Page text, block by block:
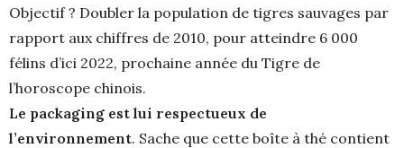
Objectif ? Doubler la population de tigres sauvages par
rapport aux chiffres de 2010, pour atteindre 6 000
félins d’ici 2022, prochaine année du Tigre de
l’horoscope chinois.
Le packaging est lui respectueux de
l’environnement. Sache que cette boîte à thé contient